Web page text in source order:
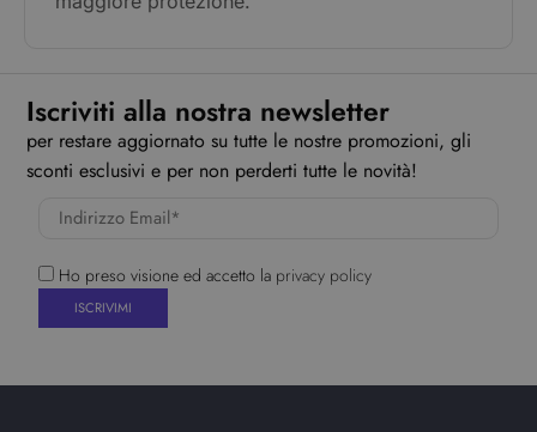
Iscriviti alla nostra newsletter
per restare aggiornato su tutte le nostre promozioni, gli
sconti esclusivi e per non perderti tutte le novità!
Ho preso visione ed accetto la privacy policy